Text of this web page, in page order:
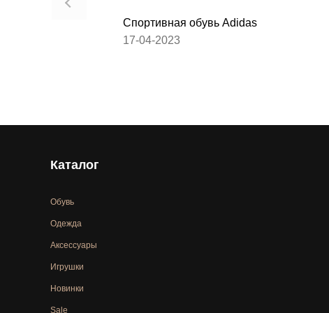
Спортивная обувь Adidas
17-04-2023
Каталог
Обувь
Одежда
Аксессуары
Игрушки
Новинки
Sale